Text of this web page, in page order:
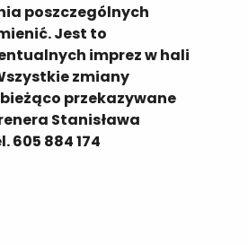
poszczególnych
Jest to
imprez w hali
zmiany
przekazywane
Stanisława
605 884 174